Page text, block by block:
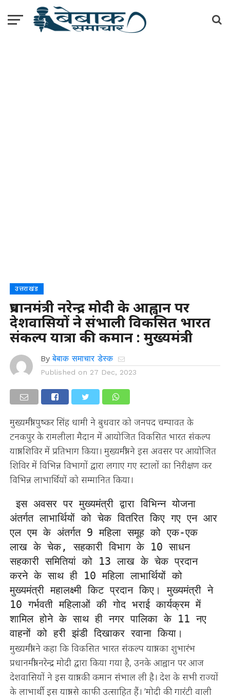
उत्तराखंड
प्रधानमंत्री नरेन्द्र मोदी के आह्वान पर
देशवासियों ने संभाली विकसित भारत
संकल्प यात्रा की कमान : मुख्यमंत्री
By बेबाक समाचार डेस्क
Published on 27 Dec, 2023
मुख्यमंत्री पुष्कर सिंह धामी ने बुधवार को जनपद चम्पावत के
टनकपुर के रामलीला मैदान में आयोजित विकसित भारत संकल्प
यात्रा शिविर में प्रतिभाग किया। मुख्यमंत्री ने इस अवसर पर आयोजित
शिविर में विभिन्न विभागों द्वारा लगाए गए स्टालों का निरीक्षण कर
विभिन्न लाभार्थियों को सम्मानित किया।
इस अवसर पर मुख्यमंत्री द्वारा विभिन्न योजना
अंतर्गत लाभार्थियों को चेक वितरित किए गए एन आर
एल एम के अंतर्गत 9 महिला समूह को एक-एक
लाख के चेक, सहकारी विभाग के 10 साधन
सहकारी समितियां को 13 लाख के चेक प्रदान
करने के साथ ही 10 महिला लाभार्थियों को
मुख्यमंत्री महालक्ष्मी किट प्रदान किए। मुख्यमंत्री ने
10 गर्भवती महिलाओं की गोद भराई कार्यक्रम में
शामिल होने के साथ ही नगर पालिका के 11 नए
वाहनों को हरी झंडी दिखाकर रवाना किया।
मुख्यमंत्री ने कहा कि विकसित भारत संकल्प यात्रा का शुभारंभ
प्रधानमंत्री नरेन्द्र मोदी द्वारा किया गया है, उनके आह्वान पर आज
देशवासियों ने इस यात्रा की कमान संभाल ली है। देश के सभी राज्यों
के लाभार्थी इस यात्रा से काफी उत्साहित हैं। ’मोदी की गारंटी वाली